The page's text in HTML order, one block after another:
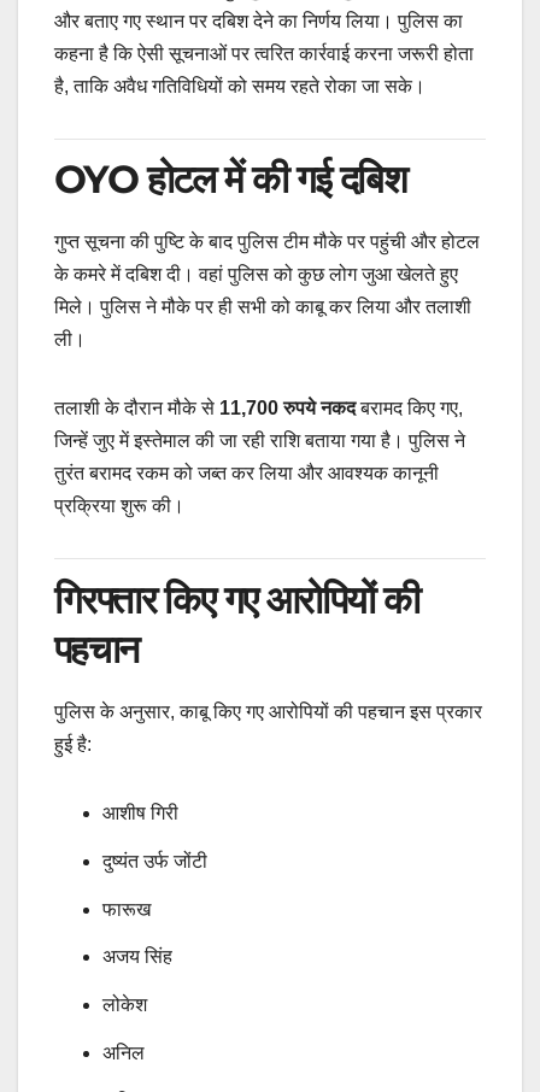
और बताए गए स्थान पर दबिश देने का निर्णय लिया। पुलिस का
कहना है कि ऐसी सूचनाओं पर त्वरित कार्रवाई करना जरूरी होता
है, ताकि अवैध गतिविधियों को समय रहते रोका जा सके।
OYO होटल में की गई दबिश
गुप्त सूचना की पुष्टि के बाद पुलिस टीम मौके पर पहुंची और होटल
के कमरे में दबिश दी। वहां पुलिस को कुछ लोग जुआ खेलते हुए
मिले। पुलिस ने मौके पर ही सभी को काबू कर लिया और तलाशी
ली।
तलाशी के दौरान मौके से 11,700 रुपये नकदबरामद किए गए,
जिन्हें जुए में इस्तेमाल की जा रही राशि बताया गया है। पुलिस ने
तुरंत बरामद रकम को जब्त कर लिया और आवश्यक कानूनी
प्रक्रिया शुरू की।
गिरफ्तार किए गए आरोपियों की
पहचान
पुलिस के अनुसार, काबू किए गए आरोपियों की पहचान इस प्रकार
हुई है:
आशीष गिरी
दुष्यंत उर्फ जोंटी
फारूख
अजय सिंह
लोकेश
अनिल